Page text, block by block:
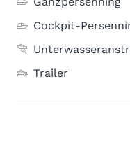
Cockpit-
Trailer